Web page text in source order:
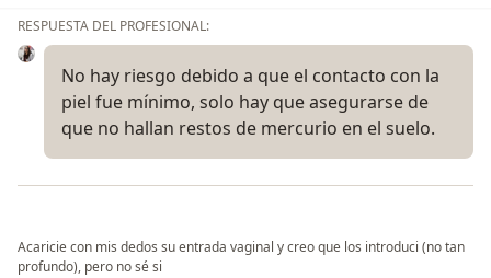
RESPUESTA DEL PROFESIONAL:
No hay riesgo debido a que el contacto con la
piel fue mínimo, solo hay que asegurarse de
que no hallan restos de mercurio en el suelo.
Acaricie con mis dedos su entrada vaginal y creo que los introduci (no tan
profundo), pero no sé si